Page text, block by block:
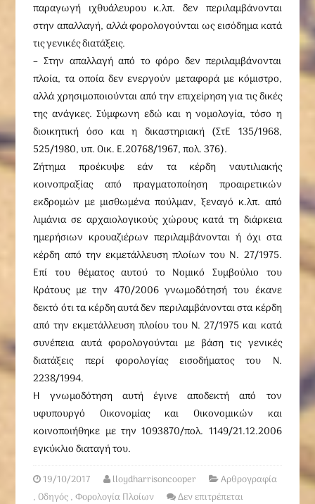
παραγωγή ιχθυάλευρου κ.λπ. δεν περιλαμβάνονται
στην απαλλαγή, αλλά φορολογούνται ως εισόδημα κατά
τις γενικές διατάξεις.
– Στην απαλλαγή από το φόρο δεν περιλαμβάνονται
πλοία, τα οποία δεν ενεργούν μεταφορά με κόμιστρο,
αλλά χρησιμοποιούνται από την επιχείρηση για τις δικές
της ανάγκες. Σύμφωνη εδώ και η νομολογία, τόσο η
διοικητική όσο και η δικαστηριακή (ΣτΕ 135/1968,
525/1980, υπ. Οικ. Ε.20768/1967, πολ. 376).
Zήτημα προέκυψε εάν τα κέρδη ναυτιλιακής
κοινοπραξίας από πραγματοποίηση προαιρετικών
εκδρομών με μισθωμένα πούλμαν, ξεναγό κ.λπ. από
λιμάνια σε αρχαιολογικούς χώρους κατά τη διάρκεια
ημερήσιων κρουαζιέρων περιλαμβάνονται ή όχι στα
κέρδη από την εκμετάλλευση πλοίων του N. 27/1975.
Eπί του θέματος αυτού το Nομικό Συμβούλιο του
Kράτους με την 470/2006 γνωμοδότησή του έκανε
δεκτό ότι τα κέρδη αυτά δεν περιλαμβάνονται στα κέρδη
από την εκμετάλλευση πλοίου του Ν. 27/1975 και κατά
συνέπεια αυτά φορολογούνται με βάση τις γενικές
διατάξεις περί φορολογίας εισοδήματος του Ν.
2238/1994.
H γνωμοδότηση αυτή έγινε αποδεκτή από τον
υφυπουργό Oικονομίας και Oικονομικών και
κοινοποιήθηκε με την 1093870/πολ. 1149/21.12.2006
εγκύκλιο διαταγή του.
19/10/2017 lloydharrisoncooper
Αρθρογραφία
, Οδηγός,Φορολογία Πλοίων
Δεν επιτρέπεται